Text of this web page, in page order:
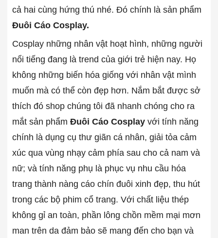
cả hai cùng hứng thú nhé. Đó chính là sản phẩm
Đuôi Cáo Cosplay.
Cosplay những nhân vật hoạt hình, những người
nổi tiếng đang là trend của giới trẻ hiện nay. Họ
không những biến hóa giống với nhân vật mình
muốn mà có thể còn đẹp hơn. Nắm bắt được sở
thích đó shop chúng tôi đã nhanh chóng cho ra
mắt sản phẩm Đuôi Cáo Cosplay với tính năng
chính là dụng cụ thư giãn cá nhân, giải tỏa cảm
xúc qua vùng nhạy cảm phía sau cho cả nam và
nữ; và tính năng phụ là phục vụ nhu cầu hóa
trang thành nàng cáo chín đuôi xinh đẹp, thu hút
trong các bộ phim cổ trang. Với chất liệu thép
không gỉ an toàn, phần lông chồn mềm mại mơn
man trên da đảm bảo sẽ mang đến cho bạn và